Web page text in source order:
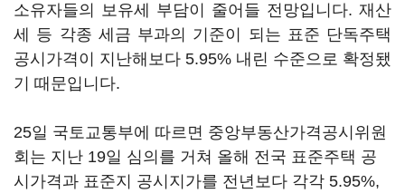
소유자들의 보유세 부담이 줄어들 전망입니다. 재산
세 등 각종 세금 부과의 기준이 되는 표준 단독주택
공시가격이 지난해보다 5.95% 내린 수준으로 확정됐
기 때문입니다.
25일 국토교통부에 따르면 중앙부동산가격공시위원
회는 지난 19일 심의를 거쳐 올해 전국 표준주택 공
시가격과 표준지 공시지가를 전년보다 각각 5.95%,